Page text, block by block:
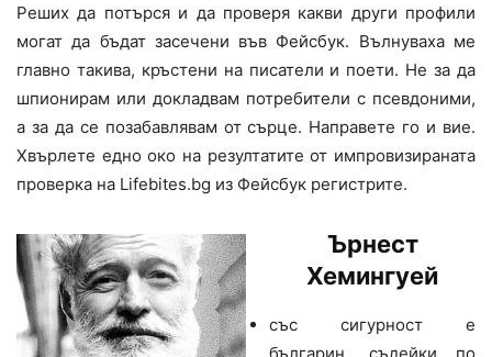
Реших да потърся и да проверя какви други профили
могат да бъдат засечени във Фейсбук. Вълнуваха ме
главно такива, кръстени на писатели и поети. Не за да
шпионирам или докладвам потребители с псевдоними,
а за да се позабавлявам от сърце. Направете го и вие.
Хвърлете едно око на резултатите от импровизираната
проверка на Lifebites.bg из Фейсбук регистрите.
Ърнест
Хемингуей
със сигурност е
българин, съдейки по